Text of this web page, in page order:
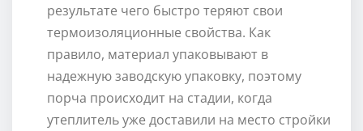
результате чего быстро теряют свои
термоизоляционные свойства. Как
правило, материал упаковывают в
надежную заводскую упаковку, поэтому
порча происходит на стадии, когда
утеплитель уже доставили на место стройки